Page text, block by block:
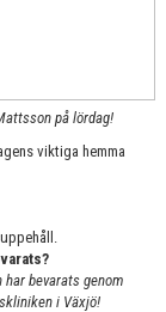
på lördag!
viktiga hemma
bevarats genom
i Växjö!